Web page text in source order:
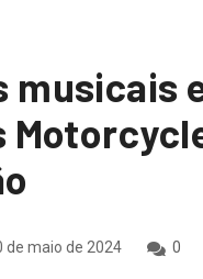
musicais
de maio de 2024 0